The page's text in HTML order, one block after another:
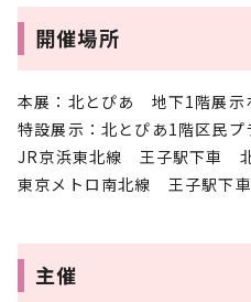
開催場所
本展：北とぴあ 地下1階展示
特設展示：北とぴあ1階区民プ
JR京浜東北線 王子駅下車
東京メトロ南北線 王子駅下
主催